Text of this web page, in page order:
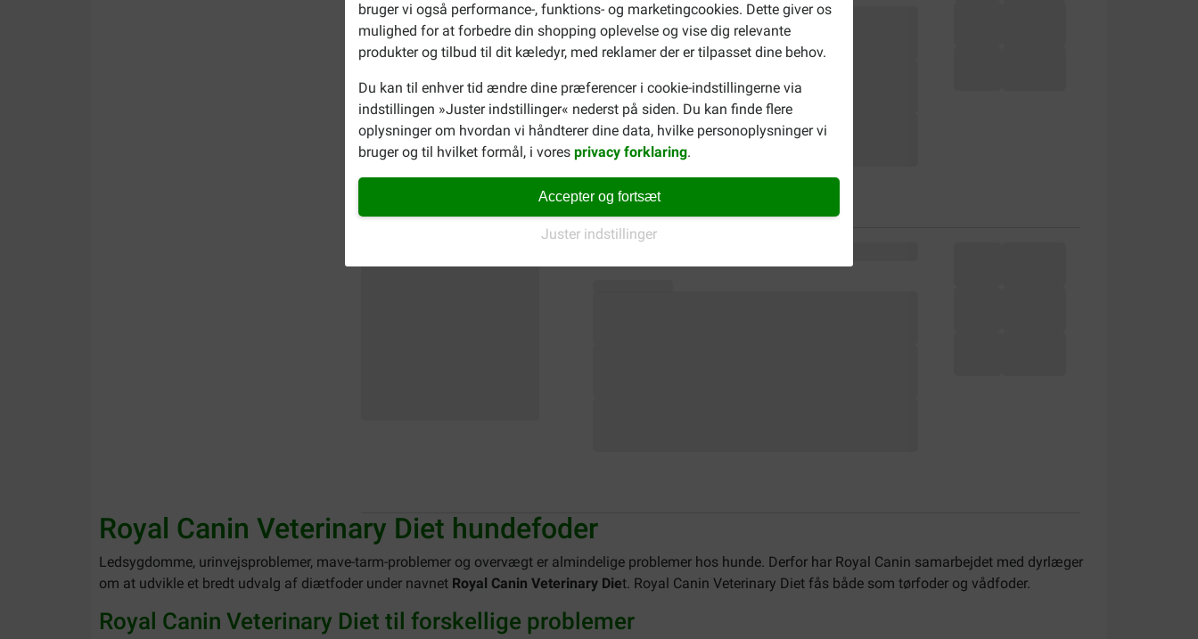
bruger vi også performance-, funktions- og marketingcookies. Dette giver os
mulighed for at forbedre din shopping oplevelse og vise dig relevante
produkter og tilbud til dit kæledyr, med reklamer der er tilpasset dine behov.
Du kan til enhver tid ændre dine præferencer i cookie-indstillingerne via
indstillingen »Juster indstillinger« nederst på siden. Du kan finde flere
oplysninger om hvordan vi håndterer dine data, hvilke personoplysninger vi
bruger og til hvilket formål, i vores privacy forklaring.
Accepter og fortsæt
Juster indstillinger
Royal Canin Veterinary Diet hundefoder
Ledsygdomme, urinvejsproblemer, mave-tarm-problemer og overvægt er almindelige problemer hos hunde. Derfor har Royal Canin samarbejdet med dyrlæger
om at udvikle et bredt udvalg af diætfoder under navnet Royal Canin Veterinary Diet. Royal Canin Veterinary Diet fås både som tørfoder og vådfoder.
Royal Canin Veterinary Diet til forskellige problemer